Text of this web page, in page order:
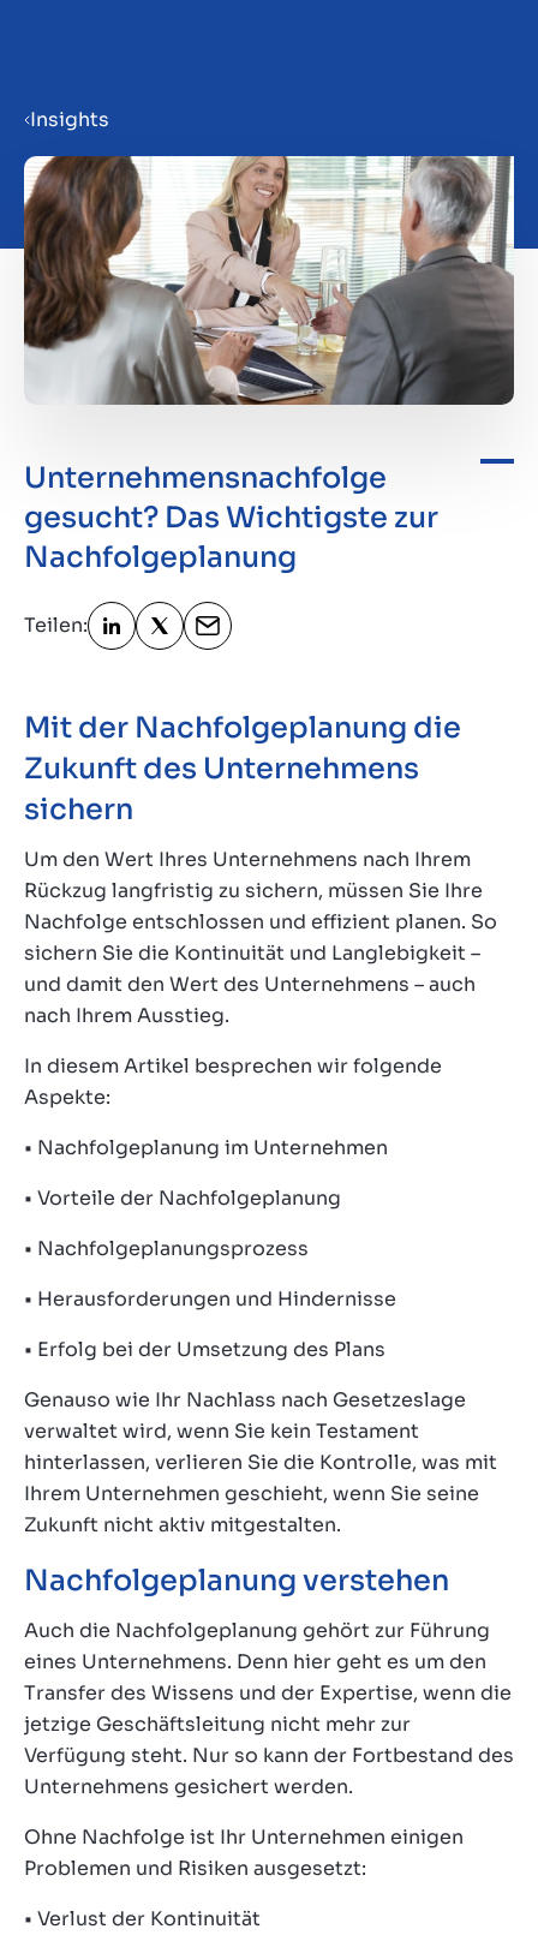
Verkaufsvorbereitung
Unternehmen verkaufen
Unternehmen kaufen
Insights
Über uns
Kontakt
Insights
Unternehmensnachfolge
gesucht? Das Wichtigste zur
Nachfolgeplanung
Teilen:
Mit der Nachfolgeplanung die
Zukunft des Unternehmens
sichern
Um den Wert Ihres Unternehmens nach Ihrem
Rückzug langfristig zu sichern, müssen Sie Ihre
Nachfolge entschlossen und effizient planen. So
sichern Sie die Kontinuität und Langlebigkeit –
und damit den Wert des Unternehmens – auch
nach Ihrem Ausstieg.
In diesem Artikel besprechen wir folgende
Aspekte:
• Nachfolgeplanung im Unternehmen
• Vorteile der Nachfolgeplanung
• Nachfolgeplanungsprozess
• Herausforderungen und Hindernisse
• Erfolg bei der Umsetzung des Plans
Genauso wie Ihr Nachlass nach Gesetzeslage
verwaltet wird, wenn Sie kein Testament
hinterlassen, verlieren Sie die Kontrolle, was mit
Ihrem Unternehmen geschieht, wenn Sie seine
Zukunft nicht aktiv mitgestalten.
Nachfolgeplanung verstehen
Auch die Nachfolgeplanung gehört zur Führung
eines Unternehmens. Denn hier geht es um den
Transfer des Wissens und der Expertise, wenn die
jetzige Geschäftsleitung nicht mehr zur
Verfügung steht. Nur so kann der Fortbestand des
Unternehmens gesichert werden.
Ohne Nachfolge ist Ihr Unternehmen einigen
Problemen und Risiken ausgesetzt:
• Verlust der Kontinuität